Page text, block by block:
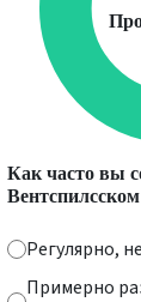
Как часто вы
Регулярно,
Примерно